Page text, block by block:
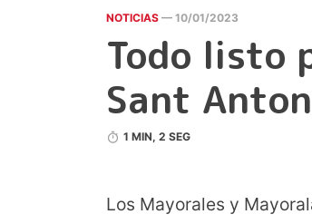
NOTICIAS — 10/01/2023
Todo listo
Sant
1 MIN, 2 SEG
Los Mayorales y